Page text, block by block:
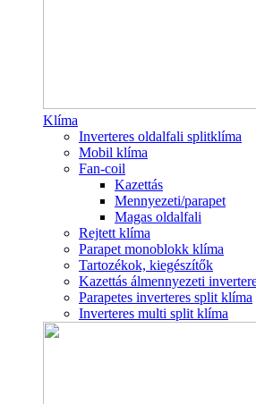
Klíma
Inverteres oldalfali splitklíma
Mobil klíma
Fan-coil
Kazettás
Mennyezeti/parapet
Magas oldalfali
Rejtett klíma
Parapet monoblokk klíma
Tartozékok, kiegészítők
Kazettás álmennyezeti
Parapetes inverteres split klíma
Inverteres multi split klíma